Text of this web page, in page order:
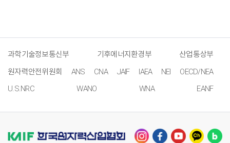
과학기술정보통신부 기후에너지환경부
산업통상부
원자력안전위원회
ANS CNA JAIF IAEA NEI
OECD/NEA
U.S.NRC
WANO WNA EANF